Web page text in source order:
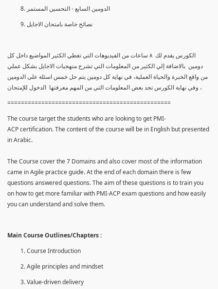
الدومين السابع - التحسين المستمر
نصائح خاصة بامتحان الاجايل
الكورس يقدم لك ٨ ساعات من الفيديوهات التي تغطي الكثير المواضيع داخل كل
دومين بالاضافة إلي الكثير من المعلومات التي تشرح منهجيات الاجايل بشكل عملي
من واقع الخبرة والحياة العملية، في نهاية كل دومين يتم حل خمس اسئلة على الدومين
، وفي نهاية الكورس تجد بعض المعلومات التي من المهم معرفتها الدخول للإمتحان
================================================
The course target the students who are looking to get PMI-
ACP certification. The content of the course will be in English but presented
in Arabic.
The Course cover the 7 Domains and also cover most of the information
came in Agile practice guide. At the end of each domain there is few
questions answered questions. The aim of these questions is to train you
on how to get more familiar with PMI-ACP exam questions and how easily
you can understand and solve them.
Main Course Outlines/Chapters :
Course Introduction
Agile principles and mindset
Value-driven delivery